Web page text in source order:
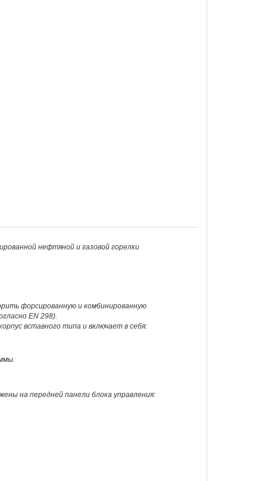
нефтяной и газовой горелки
форсированную и комбинированную
EN 298).
вставного типа и включает в себя:
на передней панели блока управления: